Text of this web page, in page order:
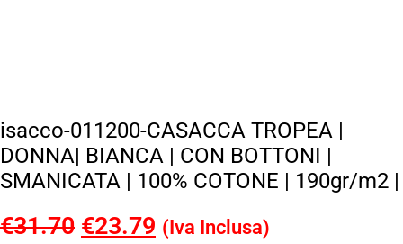
isacco-011200-CASACCA TROPEA |
DONNA| BIANCA | CON BOTTONI |
SMANICATA | 100% COTONE | 190gr/m2 |
€31.70 Il
€23.79 Il
(Iva Inclusa)